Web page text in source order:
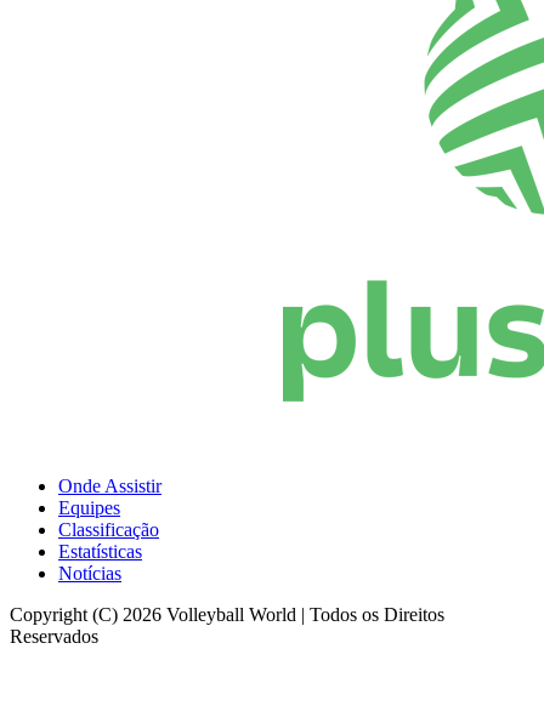
Onde Assistir
Equipes
Classificação
Estatísticas
Notícias
Copyright (C) 2026 Volleyball World | Todos os Direitos
Reservados